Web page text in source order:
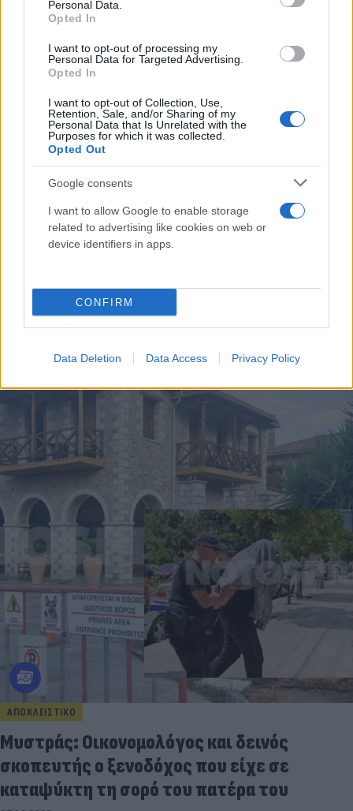
Personal Data.
Opted In
I want to opt-out of processing my
Personal Data for Targeted Advertising.
Opted In
I want to opt-out of Collection, Use,
Retention, Sale, and/or Sharing of my
Personal Data that Is Unrelated with the
Purposes for which it was collected.
Opted Out
Google consents
I want to allow Google to enable storage
related to advertising like cookies on web or
device identifiers in apps.
CONFIRM
Data Deletion Data Access Privacy Policy
FLASH FOCUS
ΑΠΟΚΛΕΙΣΤΙΚΟ
Μυστράς: Οικονομολόγος και δεινός
σκοπευτής ο ξενοδόχος που είχε σε
καταψύκτη τη σορό του πατέρα του